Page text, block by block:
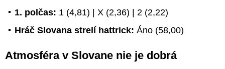
1. polčas: 1 (4,81) | X (2,36) | 2 (2,22)
Hráč Slovana strelí hattrick: Áno (58,00)
Atmosféra v Slovane nie je dobrá